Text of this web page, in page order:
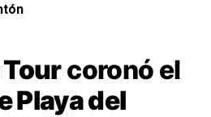
Tourcoronó el
Playa del